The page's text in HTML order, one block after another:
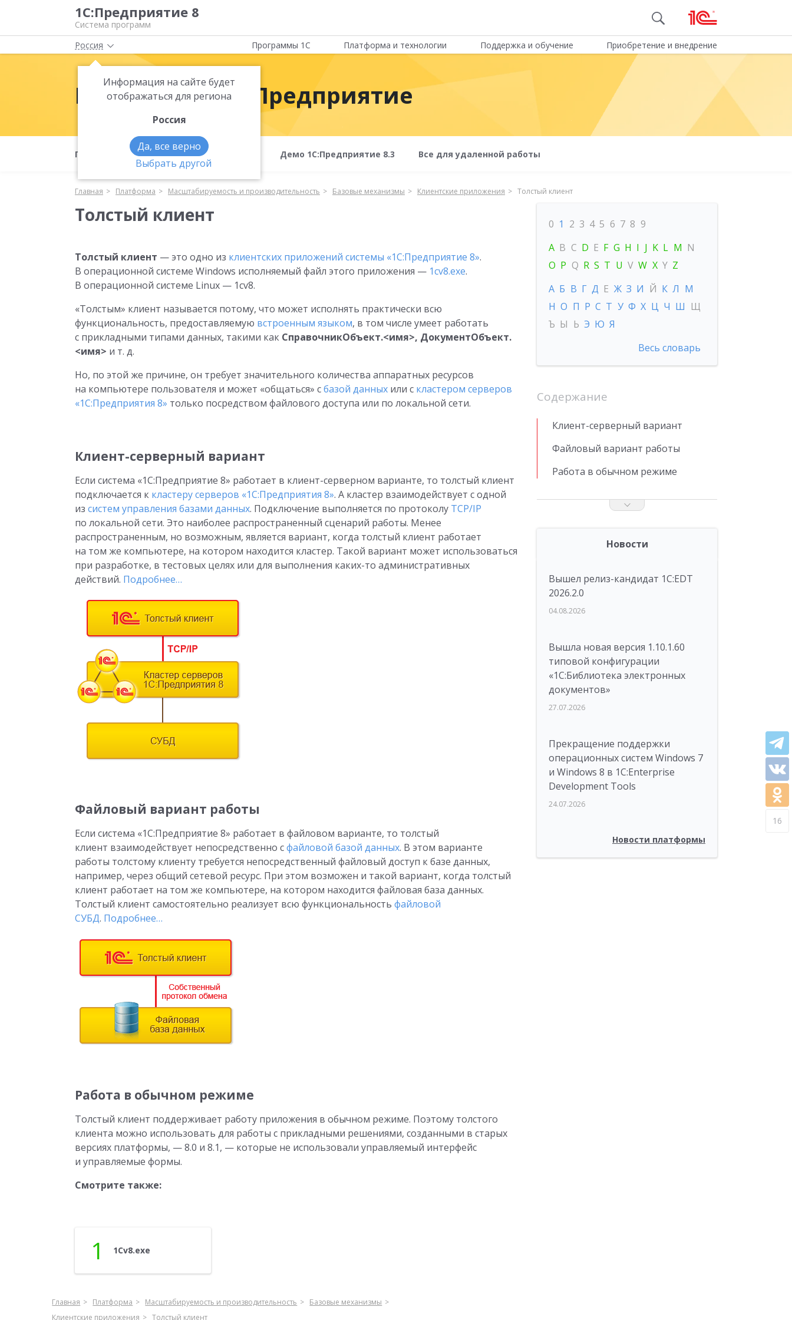
1С:Предприятие 8
Система программ
Россия
Информация на сайте будет
отображаться для региона
Россия
Да, все верно
Выбрать другой
Программы 1С Платформа и технологии Поддержка и обучение Приобретение и внедрение
Платформа 1С:Предприятие
Полезные материалы Что нового Демо 1С:Предприятие 8.3 Все для удаленной работы
Главная Платформа Масштабируемость и производительность Базовые механизмы Клиентские приложения Толстый клиент
Толстый клиент
Толстый клиент — это одно из клиентских приложений системы «1С:Предприятие 8».
В операционной системе Windows исполняемый файл этого приложения — 1cv8.exe.
В операционной системе Linux — 1cv8.
«Толстым» клиент называется потому, что может исполнять практически всю
функциональность, предоставляемую встроенным языком, в том числе умеет работать
с прикладными типами данных, такими как СправочникОбъект.<имя>, ДокументОбъект.
<имя> и т. д.
Но, по этой же причине, он требует значительного количества аппаратных ресурсов
на компьютере пользователя и может «общаться» сбазой данных или с кластером серверов
«1С:Предприятия 8» только посредством файлового доступа или по локальной сети.
Клиент-серверный вариант
Если система «1С:Предприятие 8» работает в клиент-серверном варианте, то толстый клиент
подключается к кластеру серверов «1С:Предприятия 8». А кластер взаимодействует с одной
из систем управления базами данных. Подключение выполняется по протоколу TCP/IP
по локальной сети. Это наиболее распространенный сценарий работы. Менее
распространенным, но возможным, является вариант, когда толстый клиент работает
на том же компьютере, на котором находится кластер. Такой вариант может использоваться
при разработке, в тестовых целях или для выполнения каких-то административных
действий. Подробнее…
Файловый вариант работы
Если система «1С:Предприятие 8» работает в файловом варианте, то толстый
клиент взаимодействует непосредственно сфайловой базой данных. В этом варианте
работы толстому клиенту требуется непосредственный файловый доступ к базе данных,
например, через общий сетевой ресурс. При этом возможен и такой вариант, когда толстый
клиент работает на том же компьютере, на котором находится файловая база данных.
Толстый клиент самостоятельно реализует всю функциональность файловой
СУБД. Подробнее…
Работа в обычном режиме
Толстый клиент поддерживает работу приложения в обычном режиме. Поэтому толстого
клиента можно использовать для работы с прикладными решениями, созданными в старых
версиях платформы, — 8.0 и 8.1, — которые не использовали управляемый интерфейс
и управляемые формы.
Смотрите также:
1 1Cv8.exe
16
0 1 2 3 4 5 6 7 8 9
A B C D E F G H I J K L M N
O P Q R S T U V W X Y Z
А Б В Г Д Е Ж З И Й К Л М
Н О П Р С Т У Ф Х Ц Ч Ш Щ
Ъ Ы Ь Э Ю Я
Весь словарь
Содержание
Клиент-серверный вариант
Файловый вариант работы
Работа в обычном режиме
Новости
Вышел релиз-кандидат 1C:EDT
2026.2.0
04.08.2026
Вышла новая версия 1.10.1.60
типовой конфигурации
«1С:Библиотека электронных
документов»
27.07.2026
Прекращение поддержки
операционных систем Windows 7
и Windows 8 в 1C:Enterprise
Development Tools
24.07.2026
Новости платформы
Главная Платформа Масштабируемость и производительность
Базовые механизмы
Клиентские приложения
Толстый клиент